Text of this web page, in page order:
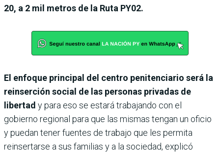
20, a 2 mil metros de la Ruta PY02.
El enfoque principal del centro penitenciario será la
reinserción social de las personas privadas de
libertad y para eso se estará trabajando con el
gobierno regional para que las mismas tengan un oficio
y puedan tener fuentes de trabajo que les permita
reinsertarse a sus familias y a la sociedad, explicó